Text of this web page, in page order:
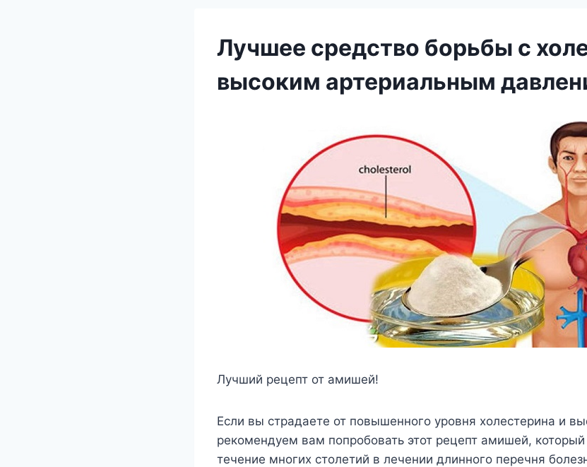
Лучшее средство борьбы с
высоким артериальным
Лучший рецепт от амишей!
Если вы страдаете от повышенного уровня холестерина и
рекомендуем вам попробовать этот рецепт амишей, который
течение многих столетий в лечении длинного перечня